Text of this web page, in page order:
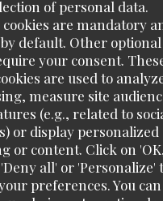
of personal data.
cookies are mandatory
default. Other optional
your consent.
are used to
measure site
(e.g., related to
or display personalized
or content. Click on
all' or 'Personalize'
preferences. You can
review
Toute
que vous ayez
Nous espérons vous
d’autres saveurs.
6